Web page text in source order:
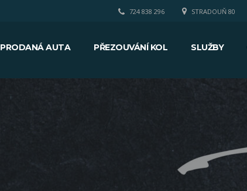
STRADOUŇ 80
724 838 296
PRODANÁ AUTA PŘEZOUVÁNÍ KOL SLUŽBY